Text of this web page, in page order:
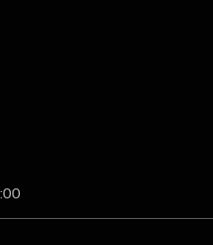
WC rėmas su baltu
Rimless klozetas su